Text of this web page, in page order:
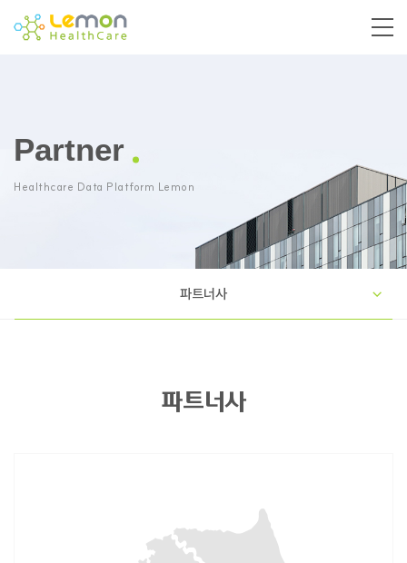
Partner
Healthcare Data Platform Lemon
파트너사
파트너사